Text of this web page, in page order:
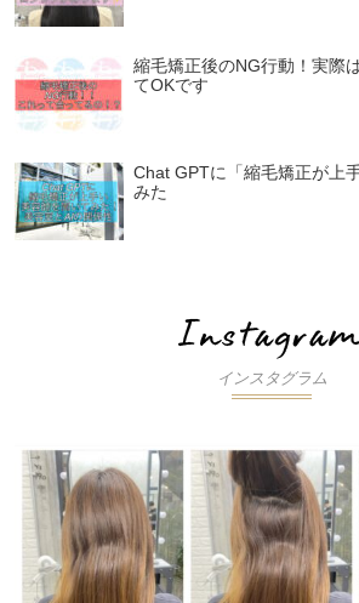
縮毛矯正後のNG行動！実際
てOKです
Chat GPTに「縮毛矯正が上
みた
インスタグラム